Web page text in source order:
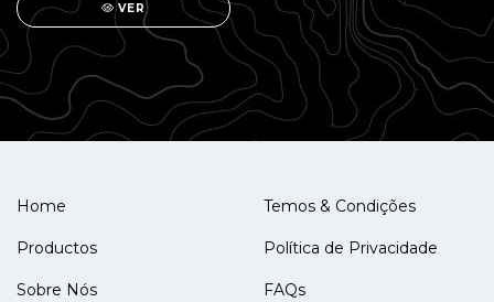
VER
Home
Productos
Sobre Nós
Temos & Condições
Política de Privacidade
FAQs